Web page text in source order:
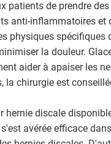
patients de prendre des
anti-inflammatoires et
physiques spécifiques
la douleur.
aider à apaiser les
la chirurgie est
hernie discale
avérée efficace